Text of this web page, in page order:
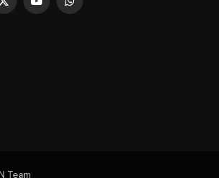
X
YouTubeWhatsApp
Team